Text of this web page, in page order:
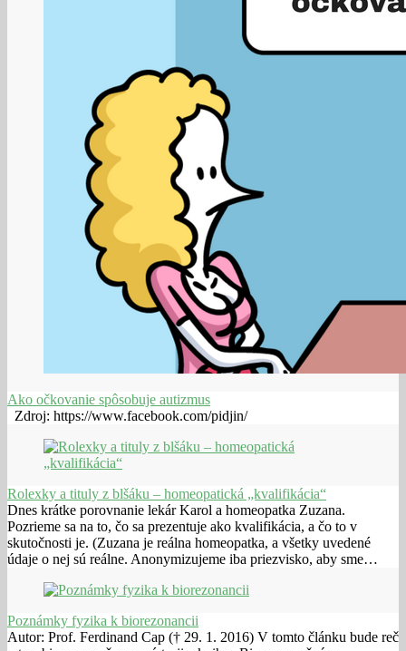
Ako očkovanie spôsobuje autizmus
Zdroj: https://www.facebook.com/pidjin/
Rolexky a tituly z blšáku – homeopatická „kvalifikácia“
Dnes krátke porovnanie lekár Karol a homeopatka Zuzana.
Pozrieme sa na to, čo sa prezentuje ako kvalifikácia, a čo to v
skutočnosti je. (Zuzana je reálna homeopatka, a všetky uvedené
údaje o nej sú reálne. Anonymizujeme iba priezvisko, aby sme…
Poznámky fyzika k biorezonancii
Autor: Prof. Ferdinand Cap († 29. 1. 2016) V tomto článku bude reč